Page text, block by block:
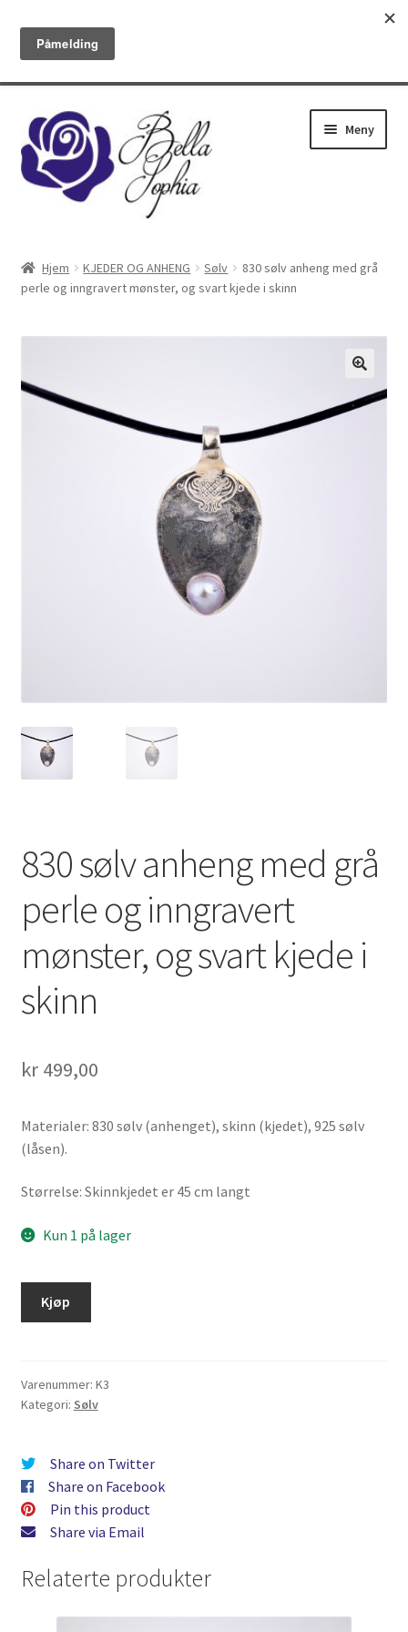
bytte/retur ✓Nyheter hver måned
Hopp
til
navigasjon
Hopp
til
innhold
Meny
RINGER
ARMBÅND
KJEDER OG ANHENG
Hjem KJEDER OG ANHENG Sølv
830 sølv anheng med grå
perle og inngravert mønster, og svart kjede i skinn
830 sølv anheng med grå
perle og inngravert
mønster, og svart kjede i
skinn
kr499,00
Materialer: 830 sølv (anhenget), skinn (kjedet), 925 sølv
(låsen).
Størrelse: Skinnkjedet er 45 cm langt
Kun 1 på lager
Kjøp
Varenummer: K3
Kategori: Sølv
Share on Twitter
Share on Facebook
Pin this product
Share via Email
Relaterte produkter